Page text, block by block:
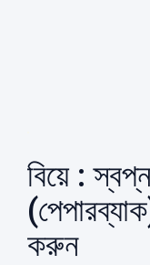
বিয়ে :
করুন